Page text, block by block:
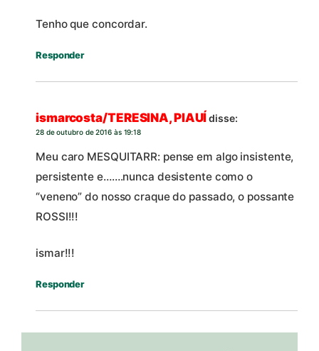
Tenho que concordar.
Responder
ismarcosta/TERESINA, PIAUÍdisse:
28 de outubro de 2016 às 19:18
Meu caro MESQUITARR: pense em algo insistente,
persistente e…….nunca desistente como o
“veneno” do nosso craque do passado, o possante
ROSSI!!!
ismar!!!
Responder